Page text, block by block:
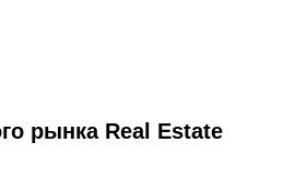
рынка Real Estate